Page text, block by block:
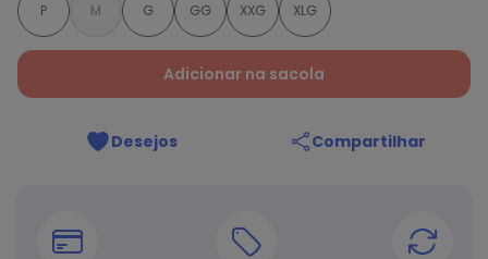
P M G GG XXG XLG
Adicionar na sacola
Desejos Compartilhar